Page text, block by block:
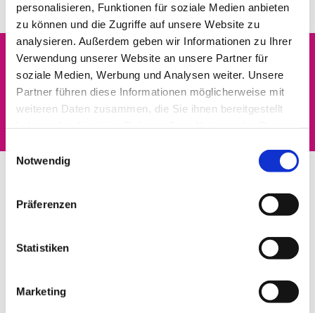
personalisieren, Funktionen für soziale Medien anbieten
zu können und die Zugriffe auf unsere Website zu
analysieren. Außerdem geben wir Informationen zu Ihrer
Verwendung unserer Website an unsere Partner für
soziale Medien, Werbung und Analysen weiter. Unsere
Partner führen diese Informationen möglicherweise mit
weiteren Daten zusammen, die Sie ihnen bereitgestellt
Notwendig
Präferenzen
Statistiken
Marketing
Dies könnte Sie auch
interessieren